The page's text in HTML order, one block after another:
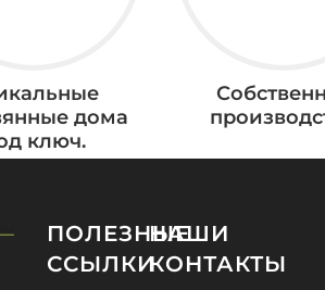
дома
ключ.
ПОЛЕЗНЫЕ
ССЫЛКИ
НАШИ
КОНТАКТЫ